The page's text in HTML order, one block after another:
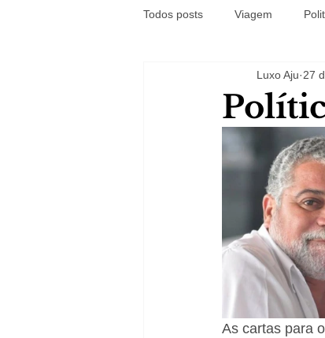
Todos posts Viagem
Luxo Aju 27
As cartas para